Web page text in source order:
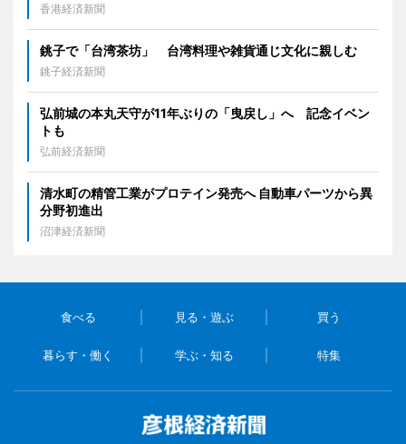
香港経済新聞
銚子で「台湾茶坊」 台湾料理や雑貨通じ文化に親しむ
銚子経済新聞
弘前城の本丸天守が11年ぶりの「曳戻し」へ 記念イベン
トも
弘前経済新聞
清水町の精管工業がプロテイン発売へ 自動車パーツから異
分野初進出
沼津経済新聞
食べる 見る・遊ぶ 買う
暮らす・働く 学ぶ・知る 特集